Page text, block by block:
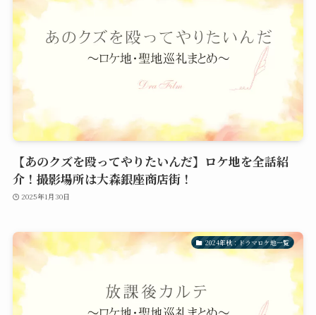
【あのクズを殴ってやりたいんだ】ロケ地を全話紹
介！撮影場所は大森銀座商店街！
2025年1月30日
2024年秋：ドラマロケ地一覧